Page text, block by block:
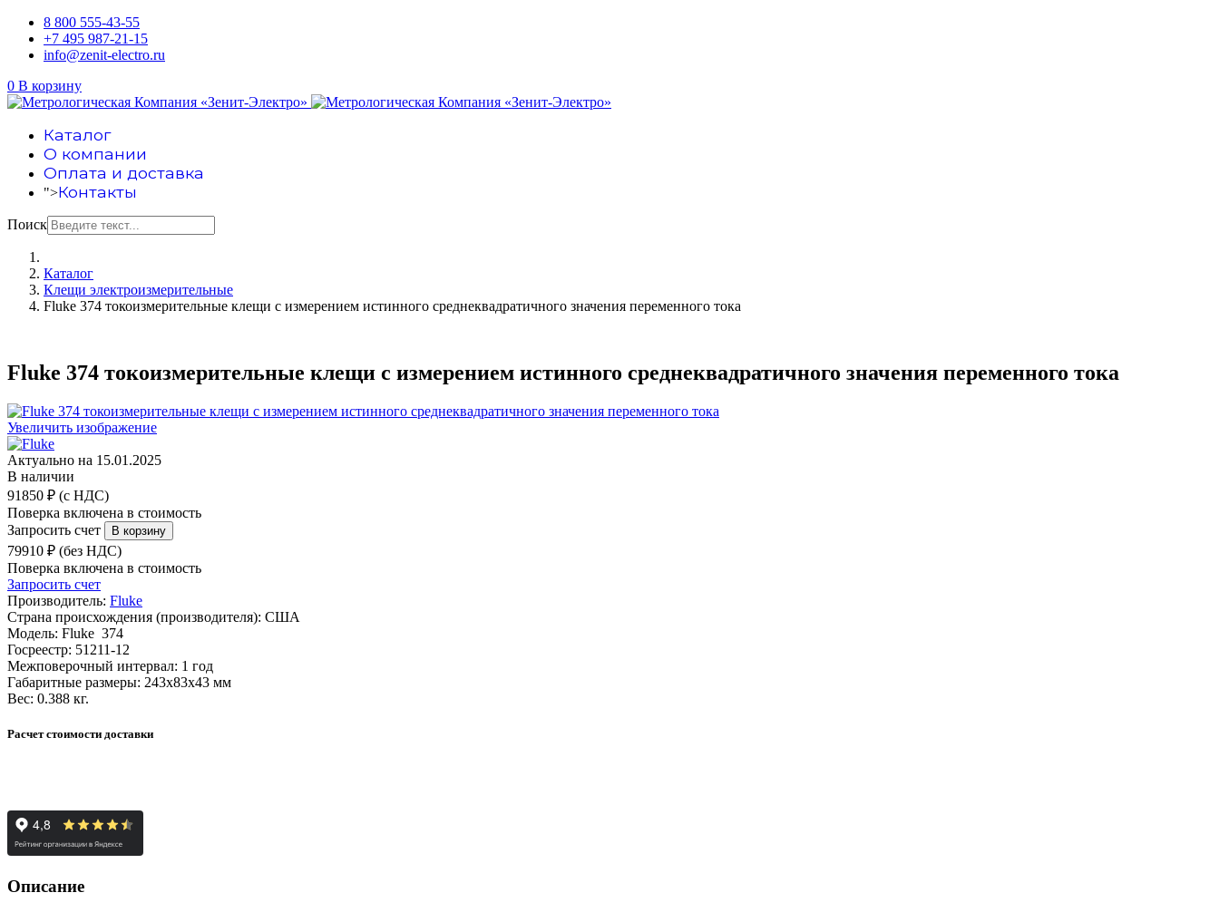
8 800 555-43-55
+7 495 987-21-15
info@zenit-electro.ru
0 В корзину
Каталог
О компании
Оплата и доставка
">Контакты
Поиск
Каталог
Клещи электроизмерительные
Fluke 374 токоизмерительные клещи с измерением истинного среднеквадратичного значения переменного тока
Fluke 374 токоизмерительные клещи с измерением истинного среднеквадратичного значения переменного тока
Увеличить изображение
Актуально на 15.01.2025
В наличии
91850 ₽ (с НДС)
Поверка включена в стоимость
Запросить счет
79910 ₽ (без НДС)
Поверка включена в стоимость
Запросить счет
Производитель: Fluke
Страна происхождения (производителя): США
Модель: Fluke 374
Госреестр: 51211-12
Межповерочный интервал: 1 год
Габаритные размеры: 243х83х43 мм
Вес: 0.388 кг.
Расчет стоимости доставки
Описание